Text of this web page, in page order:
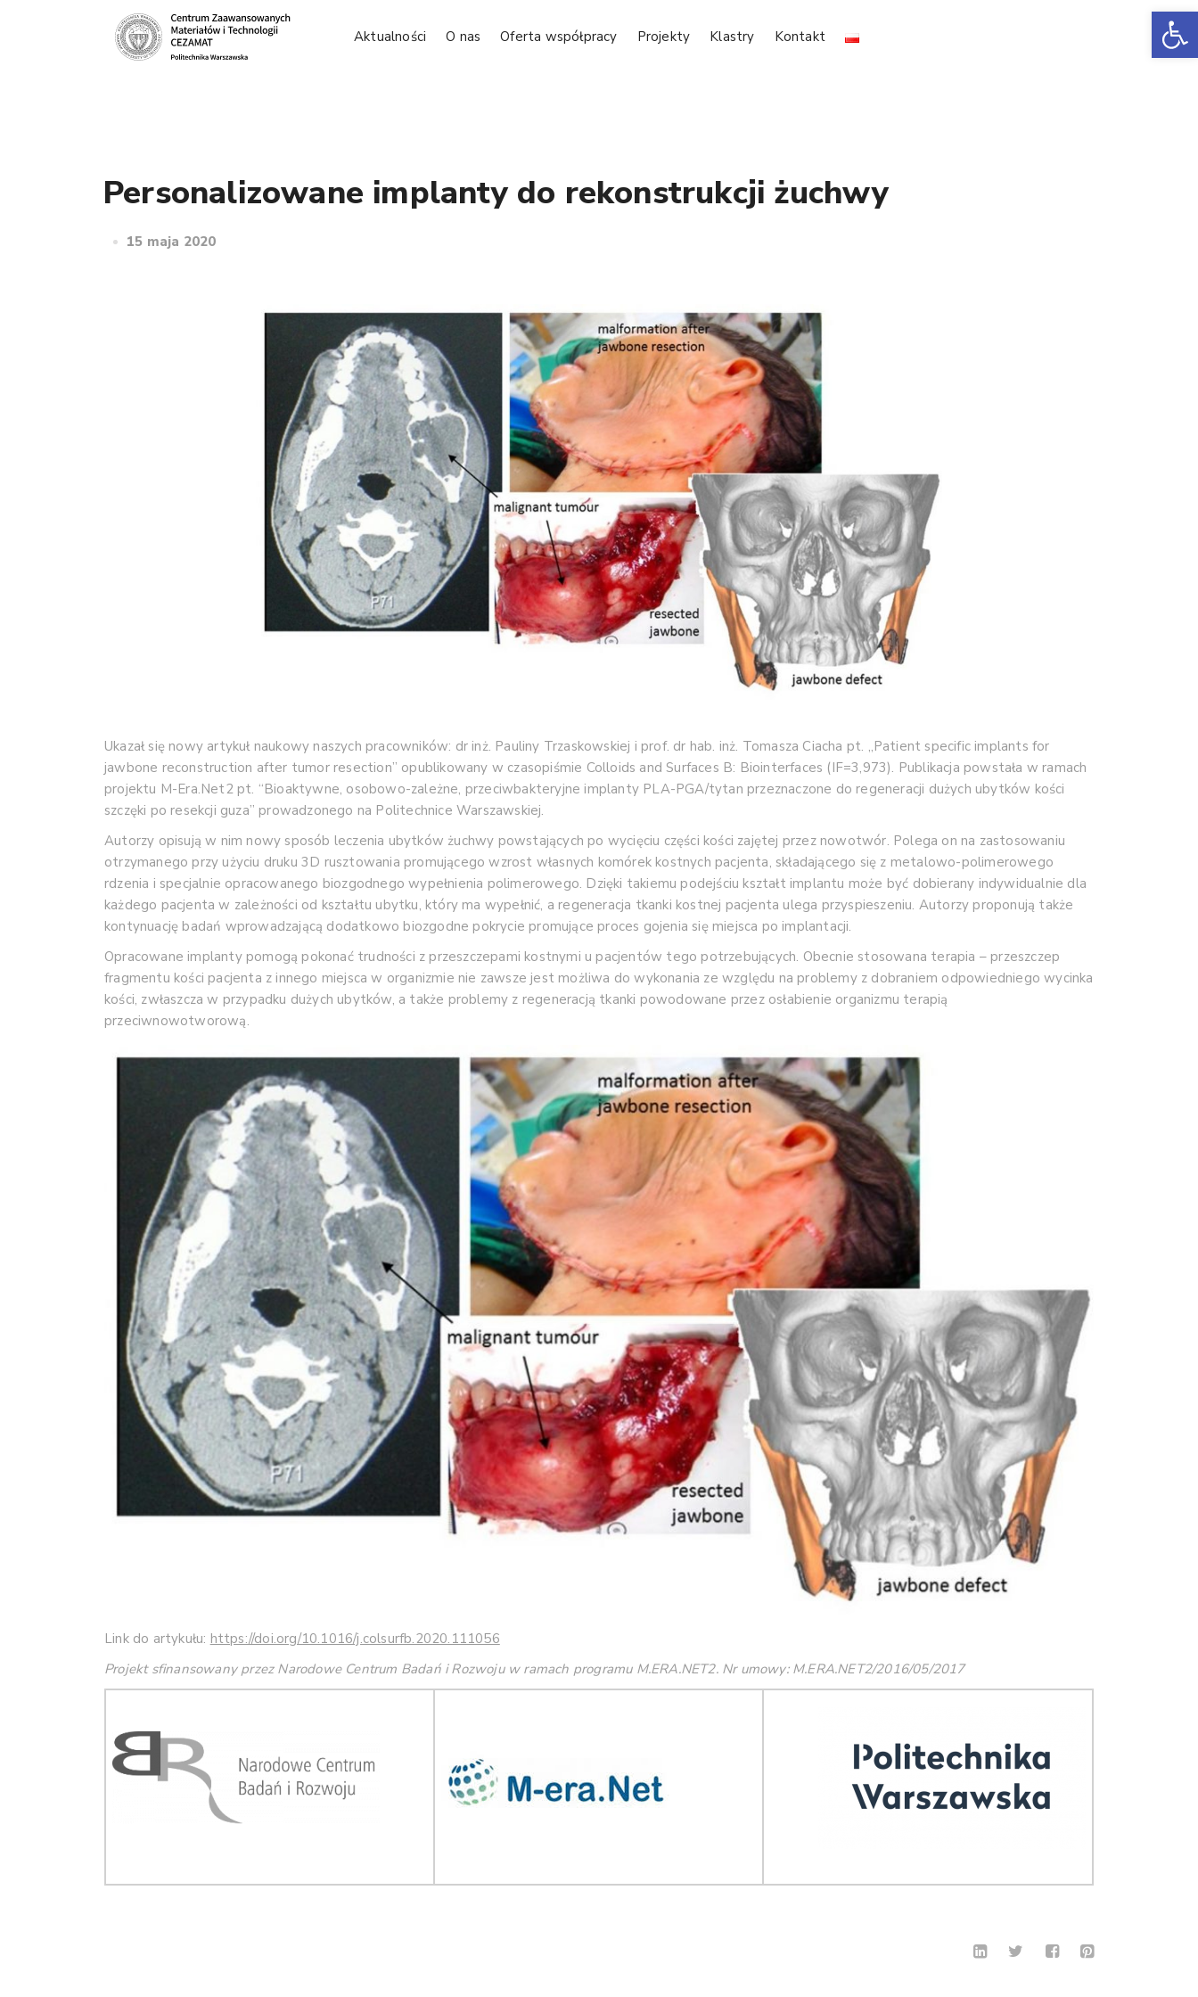
Aktualności O nas Oferta współpracy Projekty Klastry Kontakt
Personalizowane implanty do rekonstrukcji żuchwy
15 maja 2020
Ukazał się nowy artykuł naukowy naszych pracowników: dr inż. Pauliny Trzaskowskiej i prof. dr hab. inż. Tomasza Ciacha pt. „Patient specific implants for
jawbone reconstruction after tumor resection” opublikowany w czasopiśmie Colloids and Surfaces B: Biointerfaces (IF=3,973). Publikacja powstała w ramach
projektu M-Era.Net2 pt. “Bioaktywne, osobowo-zależne, przeciwbakteryjne implanty PLA-PGA/tytan przeznaczone do regeneracji dużych ubytków kości
szczęki po resekcji guza” prowadzonego na Politechnice Warszawskiej.
Autorzy opisują w nim nowy sposób leczenia ubytków żuchwy powstających po wycięciu części kości zajętej przez nowotwór. Polega on na zastosowaniu
otrzymanego przy użyciu druku 3D rusztowania promującego wzrost własnych komórek kostnych pacjenta, składającego się z metalowo-polimerowego
rdzenia i specjalnie opracowanego biozgodnego wypełnienia polimerowego. Dzięki takiemu podejściu kształt implantu może być dobierany indywidualnie dla
każdego pacjenta w zależności od kształtu ubytku, który ma wypełnić, a regeneracja tkanki kostnej pacjenta ulega przyspieszeniu. Autorzy proponują także
kontynuację badań wprowadzającą dodatkowo biozgodne pokrycie promujące proces gojenia się miejsca po implantacji.
Opracowane implanty pomogą pokonać trudności z przeszczepami kostnymi u pacjentów tego potrzebujących. Obecnie stosowana terapia – przeszczep
fragmentu kości pacjenta z innego miejsca w organizmie nie zawsze jest możliwa do wykonania ze względu na problemy z dobraniem odpowiedniego wycinka
kości, zwłaszcza w przypadku dużych ubytków, a także problemy z regeneracją tkanki powodowane przez osłabienie organizmu terapią
przeciwnowotworową.
Link do artykułu: https://doi.org/10.1016/j.colsurfb.2020.111056
Projekt sfinansowany przez Narodowe Centrum Badań i Rozwoju w ramach programu M.ERA.NET2. Nr umowy: M.ERA.NET2/2016/05/2017